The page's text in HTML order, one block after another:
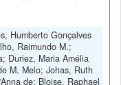
Humberto Gonçalves
Raimundo M.;
Duriez, Maria Amélia
M. Melo; Johas, Ruth
de; Bloise, Raphael